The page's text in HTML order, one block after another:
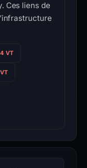
Ces liens de
4 VT